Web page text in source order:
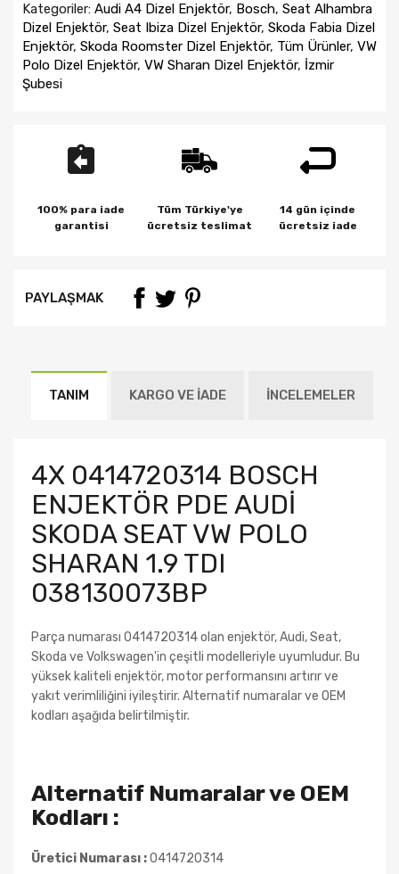
Kategoriler: Audi A4 Dizel Enjektör, Bosch, Seat Alhambra
Dizel Enjektör, Seat Ibiza Dizel Enjektör, Skoda Fabia Dizel
Enjektör, Skoda Roomster Dizel Enjektör, Tüm Ürünler, VW
Polo Dizel Enjektör, VW Sharan Dizel Enjektör, İzmir
Şubesi
100% para iade
garantisi
Tüm Türkiye'ye
ücretsiz teslimat
14 gün içinde
ücretsiz iade
PAYLAŞMAK
TANIM KARGO VE İADE İNCELEMELER
4X 0414720314 BOSCH
ENJEKTÖR PDE AUDİ
SKODA SEAT VW POLO
SHARAN 1.9 TDI
038130073BP
Parça numarası 0414720314 olan enjektör, Audi, Seat,
Skoda ve Volkswagen'in çeşitli modelleriyle uyumludur. Bu
yüksek kaliteli enjektör, motor performansını artırır ve
yakıt verimliliğini iyileştirir. Alternatif numaralar ve OEM
kodları aşağıda belirtilmiştir.
Alternatif Numaralar ve OEM
Kodları :
Üretici Numarası :0414720314